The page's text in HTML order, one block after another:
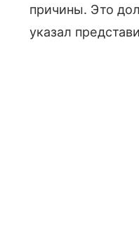
причины. Это
указал